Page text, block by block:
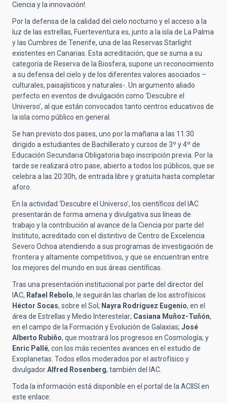
Ciencia y la innovación!.
Por la defensa de la calidad del cielo nocturno y el acceso a la
luz de las estrellas, Fuerteventura es, junto a la isla de La Palma
y las Cumbres de Tenerife, una de las Reservas Starlight
existentes en Canarias. Esta acreditación, que se suma a su
categoría de Reserva de la Biosfera, supone un reconocimiento
a su defensa del cielo y de los diferentes valores asociados –
culturales, paisajísticos y naturales-. Un argumento aliado
perfecto en eventos de divulgación como ‘Descubre el
Universo’, al que están convocados tanto centros educativos de
la isla como público en general.
Se han previsto dos pases, uno por la mañana a las 11:30
dirigido a estudiantes de Bachillerato y cursos de 3º y 4º de
Educación Secundaria Obligatoria bajo inscripción previa. Por la
tarde se realizará otro pase, abierto a todos los públicos, que se
celebra a las 20:30h, de entrada libre y gratuita hasta completar
aforo.
En la actividad ‘Descubre el Universo’, los científicos del IAC
presentarán de forma amena y divulgativa sus líneas de
trabajo y la contribución al avance de la Ciencia por parte del
Instituto, acreditado con el distintivo de Centro de Excelencia
Severo Ochoa atendiendo a sus programas de investigación de
frontera y altamente competitivos, y que se encuentran entre
los mejores del mundo en sus áreas científicas.
Tras una presentación institucional por parte del director del
IAC, Rafael Rebolo, le seguirán las charlas de los astrofísicos
Héctor Socas, sobre el Sol; Nayra Rodríguez Eugenio, en el
área de Estrellas y Medio Interestelar; Casiana Muñoz-Tuñón,
en el campo de la Formación y Evolución de Galaxias; José
Alberto Rubiño, que mostrará los progresos en Cosmología; y
Enric Pallé, con los más recientes avances en el estudio de
Exoplanetas. Todos ellos moderados por el astrofísico y
divulgadorAlfred Rosenberg, también del IAC.
Toda la información está disponible en el portal de la ACIISI en
este enlace: